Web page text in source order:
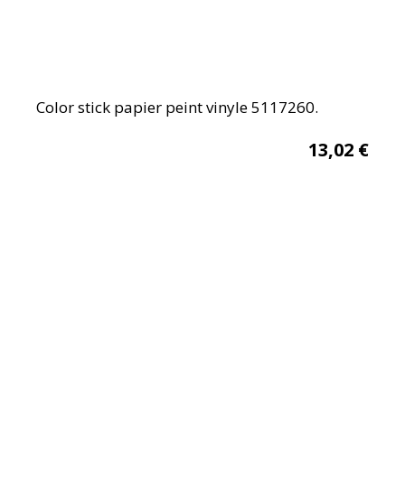
Color stick papier peint vinyle 5117260.
13,02 €